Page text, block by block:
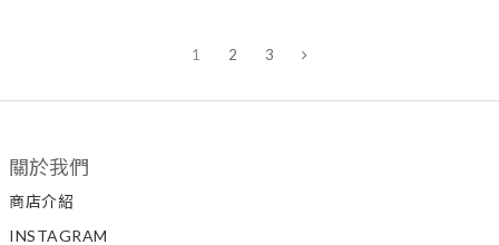
1 2 3
關於我們
商店介紹
INSTAGRAM